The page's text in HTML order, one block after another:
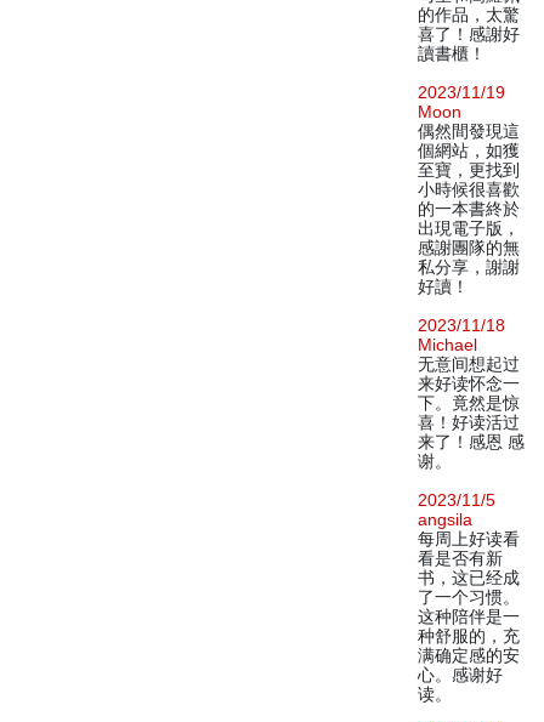
的作品，太驚
喜了！感謝好
讀書櫃！
2023/11/19
Moon
偶然間發現這
個網站，如獲
至寶，更找到
小時候很喜歡
的一本書終於
出現電子版，
感謝團隊的無
私分享，謝謝
好讀！
2023/11/18
Michael
无意间想起过
来好读怀念一
下。竟然是惊
喜！好读活过
来了！感恩 感
谢。
2023/11/5
angsila
每周上好读看
看是否有新
书，这已经成
了一个习惯。
这种陪伴是一
种舒服的，充
满确定感的安
心。感谢好
读。